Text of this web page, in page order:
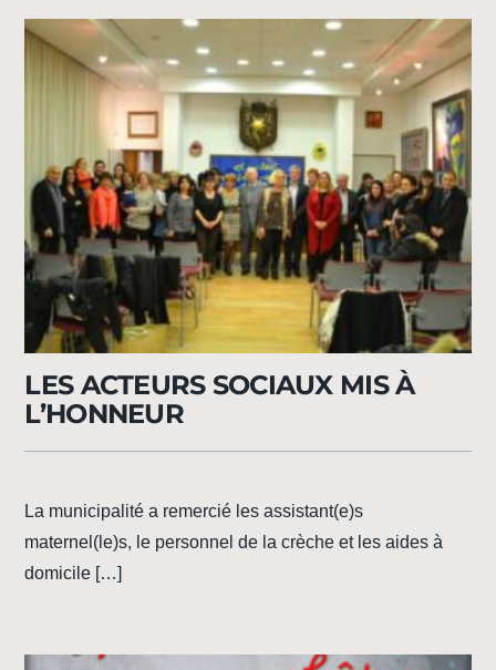
LES ACTEURS SOCIAUX MIS À
L’HONNEUR
La municipalité a remercié les assistant(e)s
maternel(le)s, le personnel de la crèche et les aides à
domicile […]